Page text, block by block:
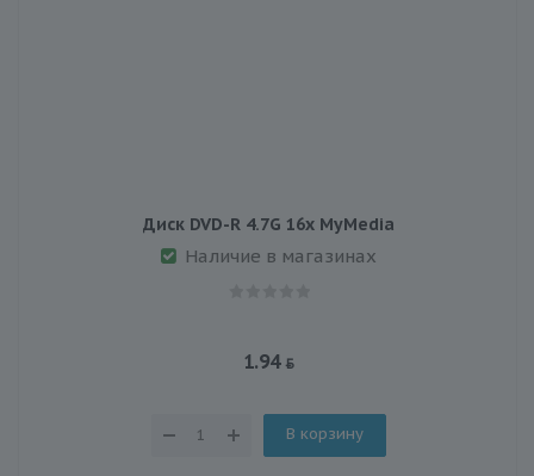
Диск DVD-R 4.7G 16x MyMedia
Наличие в магазинах
1.94
В корзину